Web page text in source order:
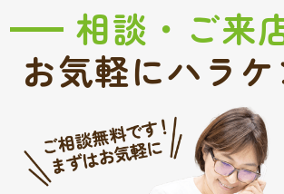
相談・ご来
お気軽にハラ